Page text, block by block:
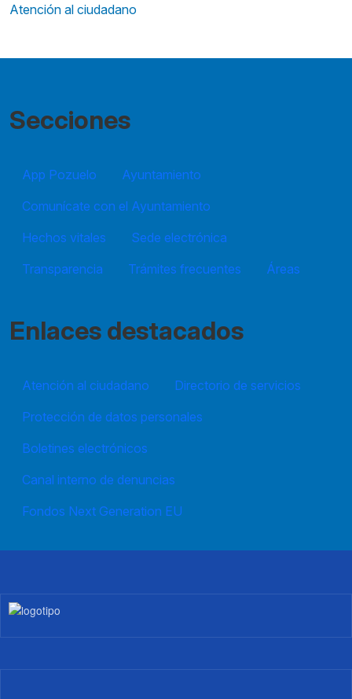
Atención al ciudadano
Secciones
App Pozuelo
Ayuntamiento
Comunícate con el Ayuntamiento
Hechos vitales
Sede electrónica
Transparencia
Trámites frecuentes Áreas
Enlaces destacados
Atención al ciudadano
Directorio de servicios
Protección de datos personales
Boletines electrónicos
Canal interno de denuncias
Fondos Next Generation EU
Imagen